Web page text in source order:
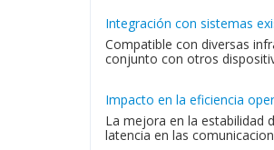
Integración con sistemas
Compatible con diversas
conjunto con otros
Impacto en la eficiencia
La mejora en la estabilidad
latencia en las